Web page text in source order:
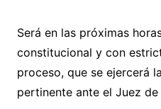
Será en las próximas
constitucional y con
proceso, que se ejercerá
pertinente ante el Juez